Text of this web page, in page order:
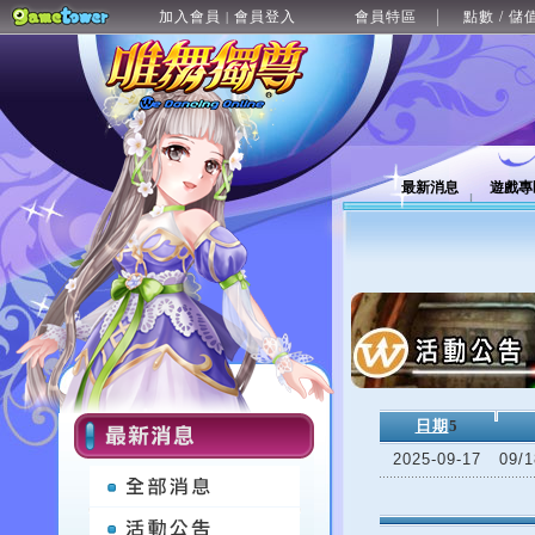
加入會員 | 會員登入 會員特區 點數 / 儲
最新消息 遊戲
日期 5
2025-09-17
09/